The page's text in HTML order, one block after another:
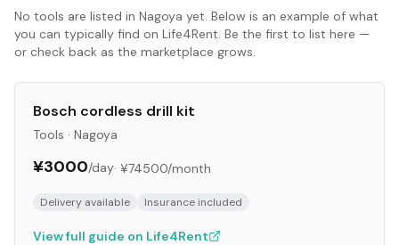
No tools are listed in Nagoya yet. Below is an example of what
you can typically find on Life4Rent. Be the first to list here —
or check back as the marketplace grows.
Bosch cordless drill kit
Tools · Nagoya
¥3000/day· ¥74500/month
Delivery available Insurance included
View full guide on Life4Rent